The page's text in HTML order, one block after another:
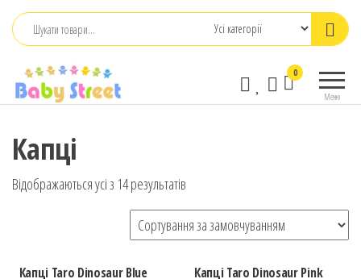
Перейти
babystreet.com.ua
– інтернет-
та
Меню
0
Капці
Відображаються усі з 14 результатів
Капці Taro Dinosaur Blue Капці Taro Dinosaur Pink